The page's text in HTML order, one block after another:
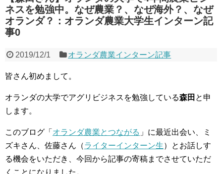
ネスを勉強中。なぜ農業？、なぜ海外？、なぜ
オランダ？：オランダ農業大学生インターン記
事0
2019/12/1 オランダ農業インターン記事
皆さん初めまして。
オランダの大学でアグリビジネスを勉強している森田 と申
します。
このブログ「 オランダ農業とつながる 」に最近出会い、ミ
ズキさん、佐藤さん（ライターインターン生）とお話しす
る機会をいただき、今回から記事の寄稿までさせていただ
くことになりました。